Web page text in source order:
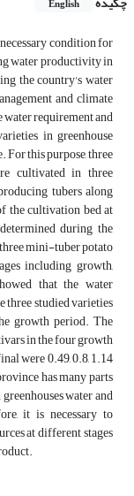
English
condition for
water productivity in
the country's water
and climate
requirement and
in greenhouse
this purpose, three
cultivated in three
tubers along
the cultivation bed at
during the
mini-tuber potato
including growth,
that the water
studied varieties
growth period. The
in the four growth
were 0.49, 0.8, 1.14
has many parts
water and
it is necessary to
at different stages